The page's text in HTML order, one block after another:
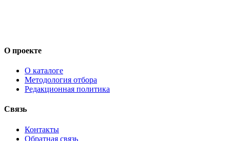
О проекте
О каталоге
Методология отбора
Редакционная политика
Связь
Контакты
Обратная связь